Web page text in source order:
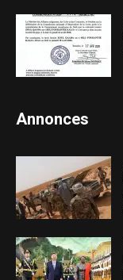
Annonces